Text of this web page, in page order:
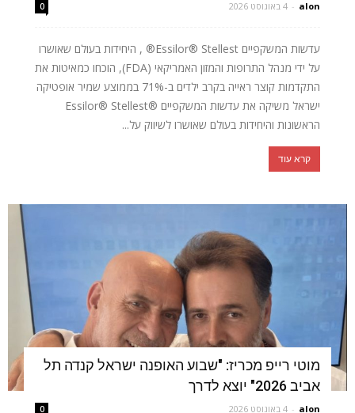
alon
- 4 באוגוסט 2026 0
עדשות המשקפיים Essilor® Stellest® , היחידות בעולם שאושרו
על ידי מנהל התרופות והמזון האמריקאי (FDA), הוכחו כמאיטות את
התקדמות קוצר ראייה בקרב ילדים ב-71% בממוצע שמיר אופטיקה
ישראל משיקה את עדשות המשקפיים ®Essilor® Stellest
הראשונות והיחידות בעולם שאושרו לשיווק על...
קרא עוד
מוטי רייפ מכריז: "שבוע האופנה ישראל קנדה תל
אביב 2026" יוצא לדרך
alon
- 4 באוגוסט 2026 0